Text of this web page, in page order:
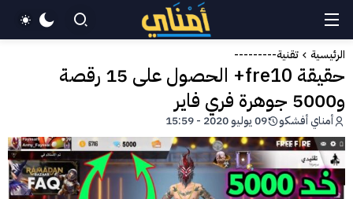
الرئيسية تقنية---------
حقيقة fre10+ الحصول على 15 رقصة
و5000 جوهرة فري فاير
أمناي أفشكو 09 يوليو 2020 - 15:59